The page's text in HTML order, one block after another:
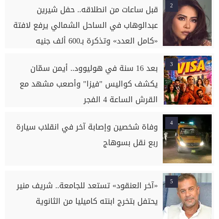
2
قبل ساعات من انطلاقه.. حفل شيرين
عبدالوهاب في الساحل الشمالي يرفع لافتة
«كامل العدد» وتذكرة بـ600 ألف جنيه
3
بعد 16 سنة في هوليوود.. أيمن سمّان
يكشف كواليس "فيزا" وأصعب مشهد مع
القرش الساعة 4 الفجر
4
وفاة شخصين وإصابة آخر في انقلاب سيارة
ربع نقل بسوهاج
5
«آخر العنقود» تستعد للجامعة.. شريف منير
يحتفل بتخرج ابنته كاميليا من الثانوية